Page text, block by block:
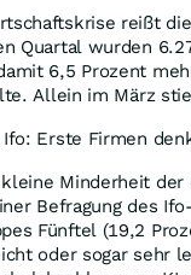
reißt
Quartal wurden
6,5 Prozent
Allein im März
Erste Firmen
Minderheit
Befragung des
Fünftel (19,2
oder sogar sehr